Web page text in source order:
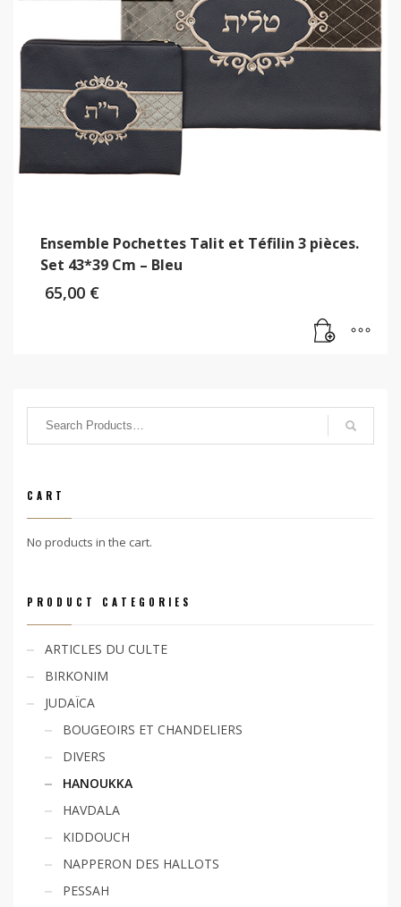
Ensemble Pochettes Talit et Téfilin 3 pièces.
Set 43*39 Cm – Bleu
65,00 €
CART
No products in the cart.
PRODUCT CATEGORIES
ARTICLES DU CULTE
BIRKONIM
JUDAÏCA
BOUGEOIRS ET CHANDELIERS
DIVERS
HANOUKKA
HAVDALA
KIDDOUCH
NAPPERON DES HALLOTS
PESSAH